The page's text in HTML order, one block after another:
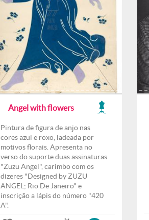
Angel with flowers
Pintura de figura de anjo nas
cores azul e roxo, ladeada por
motivos florais. Apresenta no
verso do suporte duas assinaturas
"Zuzu Angel", carimbo com os
dizeres "Designed by ZUZU
ANGEL; Rio De Janeiro" e
inscrição a lápis do número "420
A".